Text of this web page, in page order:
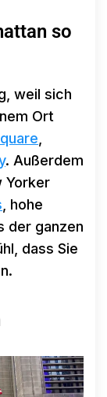
so
weil sich
Ort
,
. Außerdem
Yorker
, hohe
der ganzen
dass Sie